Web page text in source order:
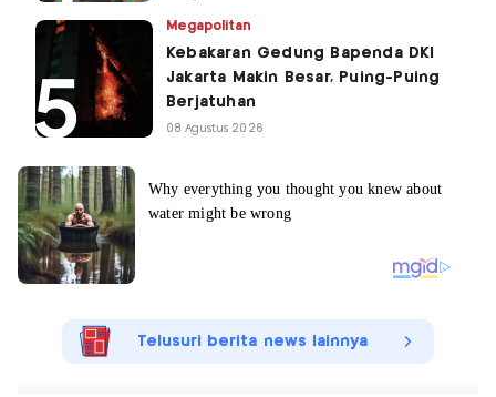
Megapolitan
Kebakaran Gedung Bapenda DKI
Jakarta Makin Besar, Puing-Puing
Berjatuhan
08 Agustus 2026
Telusuri berita news lainnya